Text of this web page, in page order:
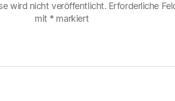
wird nicht veröffentlicht. Erforderliche
mit * markiert